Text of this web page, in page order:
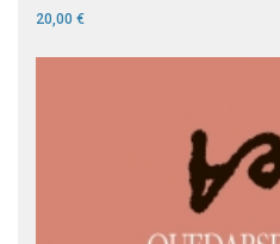
20,00 €